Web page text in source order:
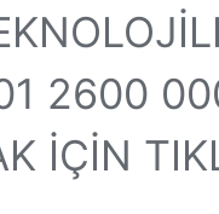
2600
İÇİN